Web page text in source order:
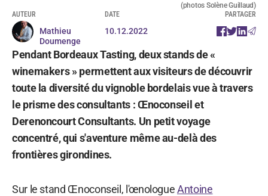
(photos Solène Guillaud)
AUTEUR
Mathieu
Doumenge
DATE
10.12.2022
PARTAGER
Pendant Bordeaux Tasting, deux stands de «
winemakers » permettent aux visiteurs de découvrir
toute la diversité du vignoble bordelais vue à travers
le prisme des consultants : Œnoconseil et
Derenoncourt Consultants. Un petit voyage
concentré, qui s'aventure même au-delà des
frontières girondines.
Sur le stand Œnoconseil, l'œnologueAntoine